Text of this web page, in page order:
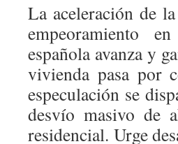
La aceleración de
empeoramiento
española avanza y
vivienda pasa por
especulación se
desvío masivo de
residencial. Urge